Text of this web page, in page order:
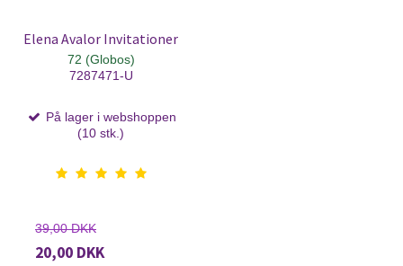
Elena Avalor Invitationer
72 (Globos)
7287471-U
På lager i webshoppen
(10 stk.)
39,00 DKK
20,00 DKK